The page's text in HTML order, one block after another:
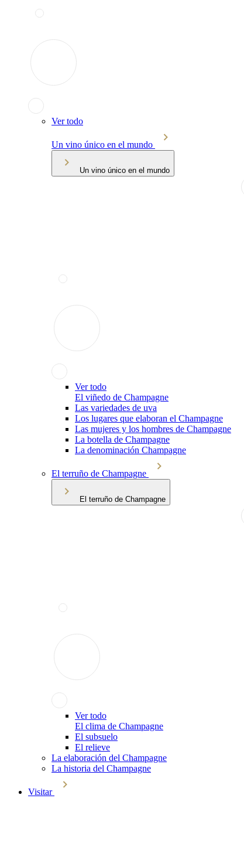
Ver todo
Un vino único en el mundo
Un vino único en el mundo
Ver todo
El viñedo de Champagne
Las variedades de uva
Los lugares que elaboran el Champagne
Las mujeres y los hombres de Champagne
La botella de Champagne
La denominación Champagne
El terruño de Champagne
El terruño de Champagne
Ver todo
El clima de Champagne
El subsuelo
El relieve
La elaboración del Champagne
La historia del Champagne
Visitar